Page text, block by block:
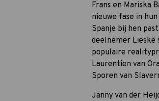
Frans en Mariska
nieuwe fase in
Spanje bij hen
deelnemer Lieske
populaire
Laurentien van
Sporen van
Janny van der